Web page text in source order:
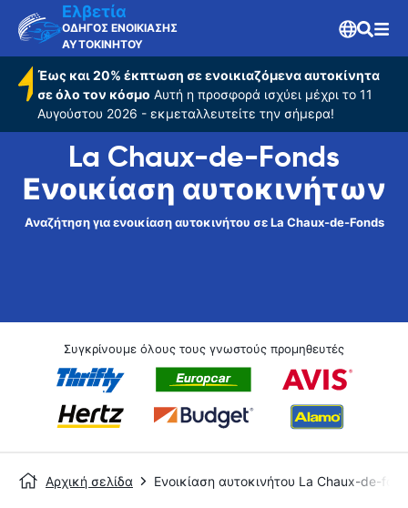
Ελβετία
ΟΔΗΓΟΣ ΕΝΟΙΚΙΑΣΗΣ
ΑΥΤΟΚΙΝΗΤΟΥ
Έως και 20% έκπτωση σε ενοικιαζόμενα αυτοκίνητα
σε όλο τον κόσμο Αυτή η προσφορά ισχύει μέχρι το 11
Αυγούστου 2026 - εκμεταλλευτείτε την σήμερα!
La Chaux-de-Fonds
Ενοικίαση αυτοκινήτων
Αναζήτηση για ενοικίαση αυτοκινήτου σε La Chaux-de-Fonds
Συγκρίνουμε όλους τους γνωστούς προμηθευτές
Αρχική σελίδα Ενοικίαση αυτοκινήτου La Chaux-de-